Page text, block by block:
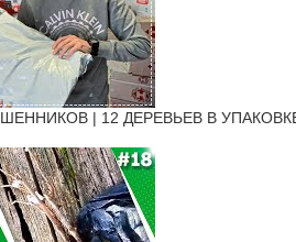
| 12 ДЕРЕВЬЕВ В УПАКОВКЕ! |